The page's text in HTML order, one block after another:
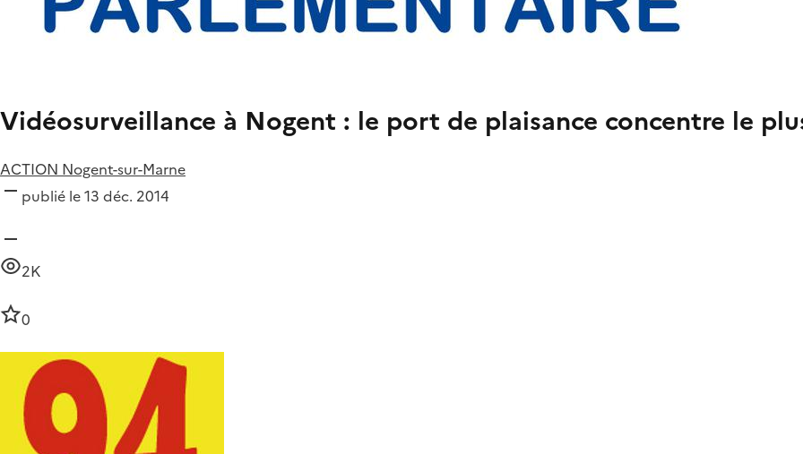
Vidéosurveillance à Nogent : le port de plaisance concentre le
ACTION Nogent-sur-Marne
publié le 13 déc. 2014
2K
0